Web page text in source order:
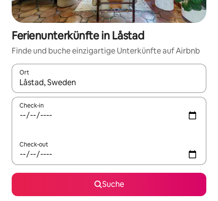
Ferienunterkünfte in Låstad
Finde und buche einzigartige Unterkünfte auf Airbnb
Ort
Wenn Ergebnisse verfügbar sind, navigiere mit den
Check-in
Check-out
Suche